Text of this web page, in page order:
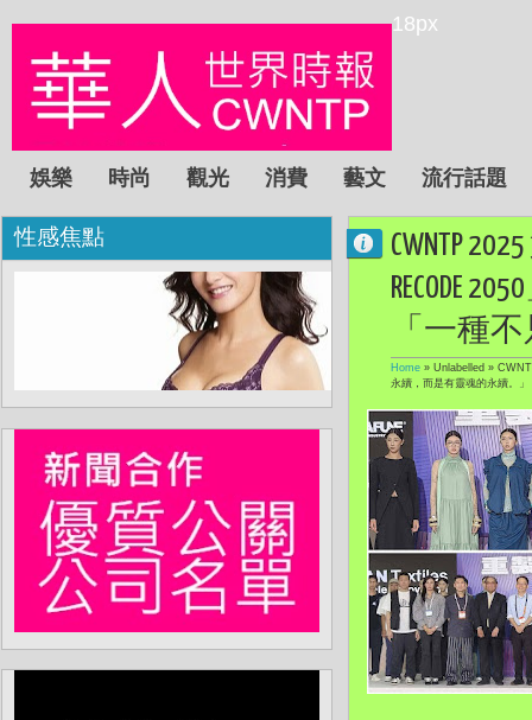
18px
娛樂 時尚 觀光 消費 藝文 流行話題
CWNTP
RECODE
「一種
Home » Unlabelled »
永續，而是有靈魂的永續。」
性感焦點